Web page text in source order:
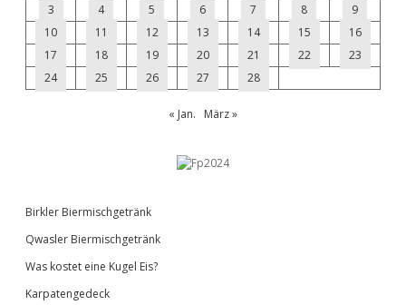
3
4 5 6 7 8
9
10
11 12 13 14 15
16
17
18 19 20 21 22
23
24
25 26 27 28
« Jan. März »
Birkler Biermischgetränk
Qwasler Biermischgetränk
Was kostet eine Kugel Eis?
Karpatengedeck